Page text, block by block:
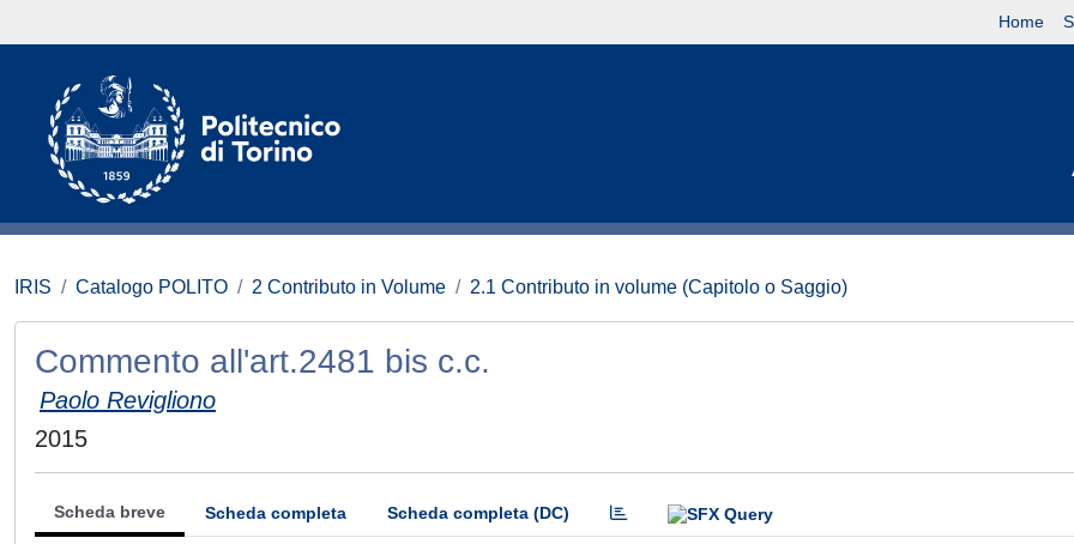
Home
IRIS Catalogo POLITO 2 Contributo in Volume 2.1 Contributo in volume (Capitolo o Saggio)
Commento all'art.2481 bis c.c.
Paolo Revigliono
2015
Scheda breve Scheda completa Scheda completa (DC)